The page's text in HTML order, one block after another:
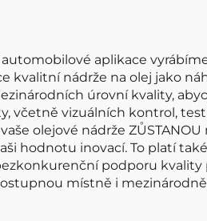
aplikace
kvalitní nádrže na olej jako
úrovní kvality,
včetně vizuálních kontrol,
olejové nádrže
hodnotu inovací. To platí
podporu kvality
místně i